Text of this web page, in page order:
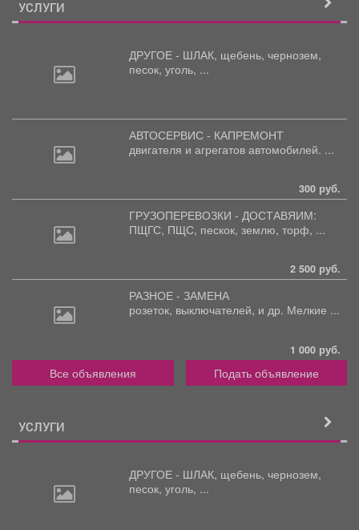
УСЛУГИ
ДРУГОЕ - ШЛАК, щебень, чернозем,
песок, уголь, ...
АВТОСЕРВИС - КАПРЕМОНТ
двигателя и агрегатов автомобилей. ...
300 руб.
ГРУЗОПЕРЕВОЗКИ - ДОСТАВЯИМ:
ПЩГС, ПЩС, пескок, землю, торф, ...
2 500 руб.
РАЗНОЕ - ЗАМЕНА
розеток, выключателей, и др. Мелкие ...
1 000 руб.
Все объявления Подать объявление
УСЛУГИ
ДРУГОЕ - ШЛАК, щебень, чернозем,
песок, уголь, ...